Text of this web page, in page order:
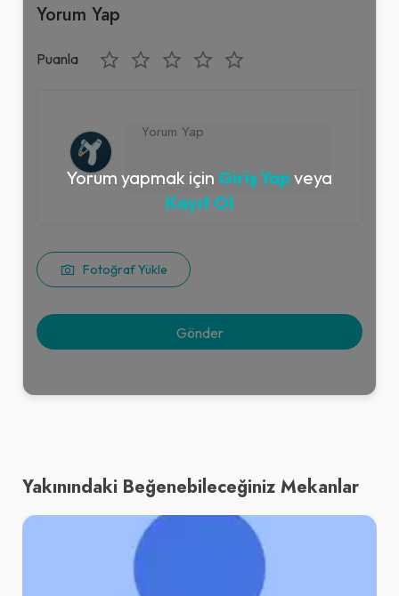
Yorum Yap
Puanla
Fotoğraf Yükle
Yorum yapmak için Giriş Yap veya
Kayıt Ol
Yakınındaki Beğenebileceğiniz Mekanlar